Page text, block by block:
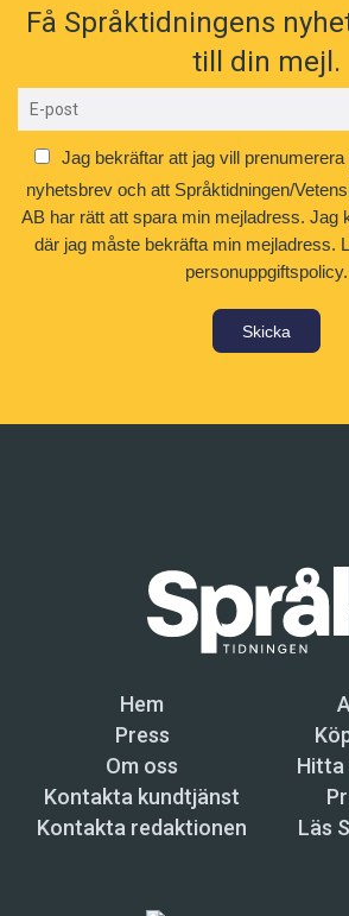
Få Språktidningens
till din mejl.
Jag bekräftar att jag vill
nyhetsbrev och att Språktidningen/
AB har rätt att spara min mejladress. Jag
där jag måste bekräfta min mejladress.
personuppgiftspolicy.
Skicka
Hem
Press
Om oss
Kontakta kundtjänst
Kontakta redaktionen
Läs